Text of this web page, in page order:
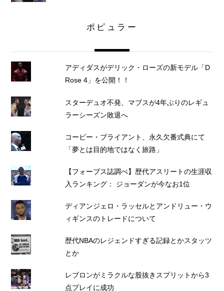
ポピュラー
アディダスがデリック・ローズの新モデル「D
Rose 4」を公開！！
スターデュオ不発、マブスが4年ぶりのレギュ
ラーシーズン敗退へ
コービー・ブライアント、永久欠番式典にて
「夢とは目的地ではなく旅路」
【フォーブス誌調べ】歴代アスリートの生涯収
入ランキング： ジョーダンが今なお1位
ディアンジェロ・ラッセルとアンドリュー・ウ
ィギンスのトレードについて
歴代NBAのレジェンドすぎる記録とかスタッツ
とか
レブロンがミラクルな股抜きスプリットから3
点プレイに成功